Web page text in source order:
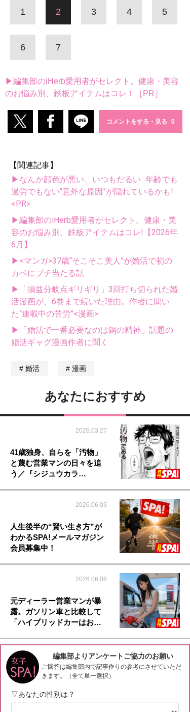
1 2 3 4 5
6 7
▶編集部のiHerb愛用者がセレクト。健康・美容
のお悩み別、鉄板アイテムはコレ！［PR］
コメントをする・見る
【関連記事】
▶なんか顔色が悪い、いつもだるい...年齢でも
過労でもない“意外な原因”が隠れているかも!
<PR>
▶編集部のiHerb愛用者がセレクト。健康・美
容のお悩み別、鉄板アイテムはコレ!【2026年
6月】
▶<マンガ>37歳“そこそこ美人”が婚活で初の
カベにブチ当たる話
▶「損益分岐点ギリギリ」3回打ち切られた婚
活漫画が、6巻まで続いた理由。作者に聞い
た“連載中の苦労”<漫画>
▶「婚活で一番必要なのは鋼の精神」話題の
婚活ギャグ漫画作者に聞く
婚活 漫画
あなたにおすすめ
2026.03.27
41歳独身、自らを「汚物」
と蔑む営業マンの日々を追
う／『シジュウカラ…
2026.06.03
人生後半の“賢い生き方”が
わかるSPA!メールマガジン
会員募集中！
2026.06.06
元ディーラー営業マンが暴
露。ガソリン車と比較して
「ハイブリッドカーはお…